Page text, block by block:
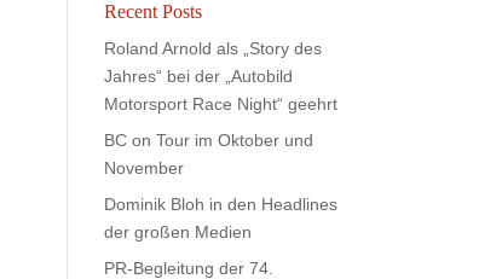
Recent Posts
Roland Arnold als „Story des
Jahres“ bei der „Autobild
Motorsport Race Night“ geehrt
BC on Tour im Oktober und
November
Dominik Bloh in den Headlines
der großen Medien
PR-Begleitung der 74.